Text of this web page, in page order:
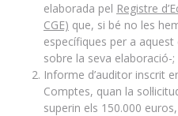
elaborada pel Registre
CGE) que, si bé no les
específiques per a
sobre la seva elaboració-;
Informe d’auditor inscrit
Comptes, quan la
superin els 150.000